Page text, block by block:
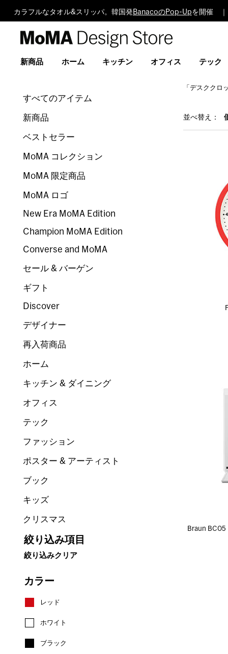
カラフルなタオル&スリッパ。韓国発 BanacoのPop-Upを開催
Design
新商品 ホーム キッチン オフィス テック
「デスククロ
並べ替え：
Braun BC05
すべてのアイテム
新商品
ベストセラー
MoMA コレクション
MoMA 限定商品
MoMA ロゴ
New Era MoMA Edition
Champion MoMA Edition
Converse and MoMA
セール & バーゲン
ギフト
Discover
デザイナー
再入荷商品
ホーム
キッチン & ダイニング
オフィス
テック
ファッション
ポスター & アーティスト
ブック
キッズ
クリスマス
絞り込み項目
絞り込みクリア
カラー
レッド
ホワイト
ブラック